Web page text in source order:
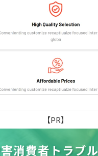
【PR】
消費者トラブル